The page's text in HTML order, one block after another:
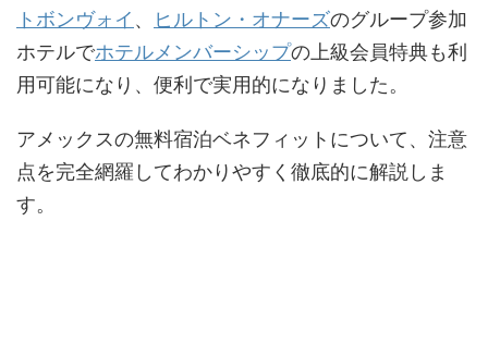
トボンヴォイ 、 ヒルトン・オナーズのグループ参加
ホテルでホテルメンバーシップの上級会員特典も利
用可能になり、便利で実用的になりました。
アメックスの無料宿泊ベネフィットについて、注意
点を完全網羅してわかりやすく徹底的に解説しま
す。